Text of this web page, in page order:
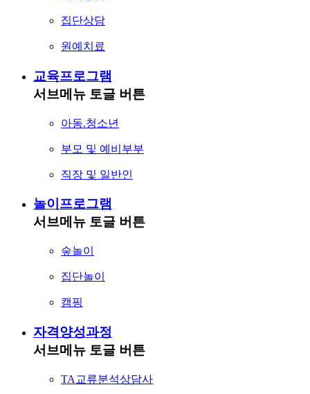
집단상담
원예치료
교육프로그램
서브메뉴 토글 버튼
아동.청소년
부모 및 예비부부
직장 및 일반인
놀이프로그램
서브메뉴 토글 버튼
숲놀이
집단놀이
캠핑
자격양성과정
서브메뉴 토글 버튼
TA교류분석상담사